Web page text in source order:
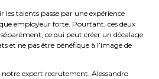
talents passe par une expérience
employeur forte. Pourtant, ces deux
ce qui peut créer un décalage
et ne pas être bénéfique à l’image de
notre expert recrutement, Alessandro